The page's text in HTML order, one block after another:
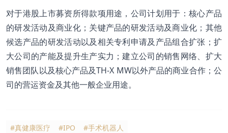
对于港股上市募资所得款项用途，公司计划用于：核心产品
的研发活动及商业化；关键产品的研发活动及商业化；其他
候选产品的研发活动以及相关专利申请及产品组合扩张；扩
大公司的产能及提升生产实力；建立公司的销售网络、扩大
销售团队以及核心产品及TH-X MW以外产品的商业合作；公
司的营运资金及其他一般企业用途。
#真健康医疗 #IPO #手术机器人